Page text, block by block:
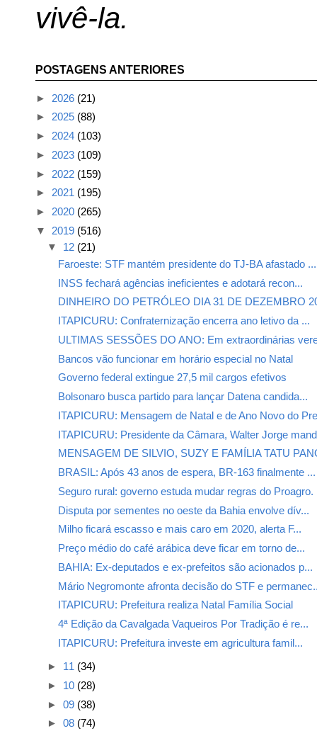
vivê-la.
POSTAGENS ANTERIORES
► 2026 (21)
► 2025 (88)
► 2024 (103)
► 2023 (109)
► 2022 (159)
► 2021 (195)
► 2020 (265)
▼ 2019 (516)
▼ 12 (21)
Faroeste: STF mantém presidente do TJ-BA afastado ...
INSS fechará agências ineficientes e adotará recon...
DINHEIRO DO PETRÓLEO DIA 31 DE DEZEMBRO
ITAPICURU: Confraternização encerra ano letivo da ...
ULTIMAS SESSÕES DO ANO: Em extraordinárias
Bancos vão funcionar em horário especial no Natal
Governo federal extingue 27,5 mil cargos efetivos
Bolsonaro busca partido para lançar Datena candida...
ITAPICURU: Mensagem de Natal e de Ano Novo do
ITAPICURU: Presidente da Câmara, Walter Jorge
MENSAGEM DE SILVIO, SUZY E FAMÍLIA TATU
BRASIL: Após 43 anos de espera, BR-163 finalmente ...
Seguro rural: governo estuda mudar regras do Proagro.
Disputa por sementes no oeste da Bahia envolve dív...
Milho ficará escasso e mais caro em 2020, alerta F...
Preço médio do café arábica deve ficar em torno de...
BAHIA: Ex-deputados e ex-prefeitos são acionados p...
Mário Negromonte afronta decisão do STF e
ITAPICURU: Prefeitura realiza Natal Família Social
4ª Edição da Cavalgada Vaqueiros Por Tradição é re...
ITAPICURU: Prefeitura investe em agricultura famil...
► 11 (34)
► 10 (28)
► 09 (38)
► 08 (74)